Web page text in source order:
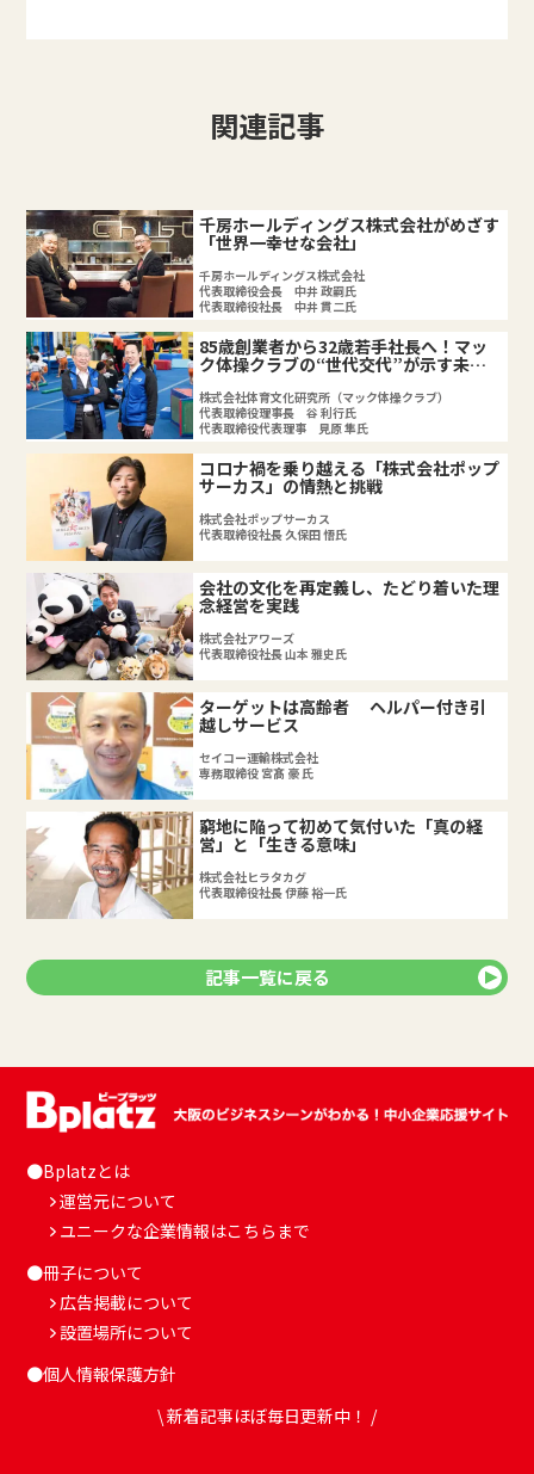
関連記事
千房ホールディングス株式会社がめざす
「世界一幸せな会社」
千房ホールディングス株式会社
代表取締役会長 中井 政嗣氏
代表取締役社長 中井 貫二氏
85歳創業者から32歳若手社長へ！マッ
ク体操クラブの“世代交代”が示す未来
株式会社体育文化研究所（マック体操クラブ）
代表取締役理事長 谷 利行氏
代表取締役代表理事 見原 隼氏
コロナ禍を乗り越える「株式会社ポップ
サーカス」の情熱と挑戦
株式会社ポップサーカス
代表取締役社長 久保田 悟氏
会社の文化を再定義し、たどり着いた理
念経営を実践
株式会社アワーズ
代表取締役社長 山本 雅史氏
ターゲットは高齢者 ヘルパー付き引
越しサービス
セイコー運輸株式会社
専務取締役 宮髙 豪 氏
窮地に陥って初めて気付いた「真の経
営」と「生きる意味」
株式会社ヒラタカグ
代表取締役社長 伊藤 裕一氏
記事一覧に戻る
●Bplatzとは
運営元について
ユニークな企業情報はこちらまで
●冊子について
広告掲載について
設置場所について
●個人情報保護方針
\ 新着記事ほぼ毎日更新中！ /